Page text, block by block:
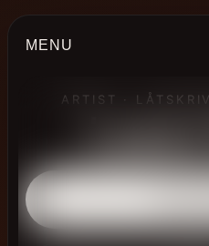
MENU
ARTIST ·